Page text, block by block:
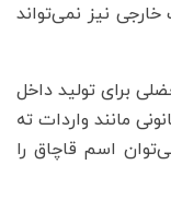
نیز نمی‌تواند
برای تولید داخل
مانند واردات ته
اسم قاچاق را